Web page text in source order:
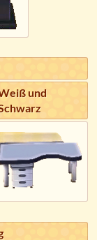
und